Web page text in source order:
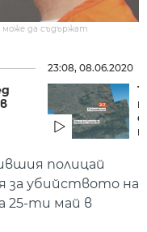
да съдържат
23:08, 08.06.2020
полицай
за убийството на
25-ти май в